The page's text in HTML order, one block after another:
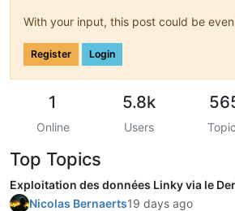
With your input, this post could be
Register Login
1
Online
5.8k
Users
Top Topics
Exploitation des données Linky via le
Nicolas Bernaerts19 days ago